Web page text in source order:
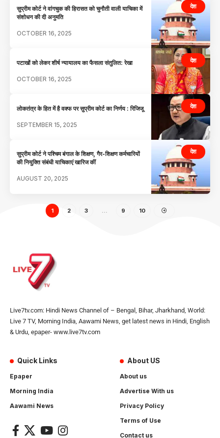
देश
सुप्रीम कोर्ट ने वांगचुक की हिरासत को चुनौती वाली याचिका में
संशोधन की दी अनुमति
OCTOBER 16, 2025
देश
पटाखों को लेकर शीर्ष न्यायालय का फैसला संतुलित: रेखा
OCTOBER 16, 2025
देश
लोकतंत्र के हित में है वक्फ पर सुप्रीम कोर्ट का निर्णय : रिजिजू
SEPTEMBER 15, 2025
देश
सुप्रीम कोर्ट ने पश्चिम बंगाल के शिक्षण, गैर-शिक्षण कर्मचारियों
की नियुक्ति संबंधी याचिकाएं खारिज कीं
AUGUST 20, 2025
1 2 3 … 9 10
Live7tv.com: Hindi News Channel of – Bengal, Bihar, Jharkhand, World:
Live 7 TV, Morning India, Aawami News, get latest news in Hindi, English
& Urdu, epaper- www.live7tv.com
Quick Links
Epaper
Morning India
Aawami News
About US
About us
Advertise With us
Privacy Policy
Terms of Use
Contact us